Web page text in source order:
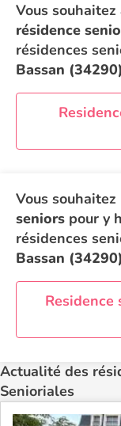
Vous souhaitez
résidence
résidences
Bassan (34290)
Vous souhaitez
seniors pour y
résidences
Bassan (34290)
Residence
Actualité des
Senioriales